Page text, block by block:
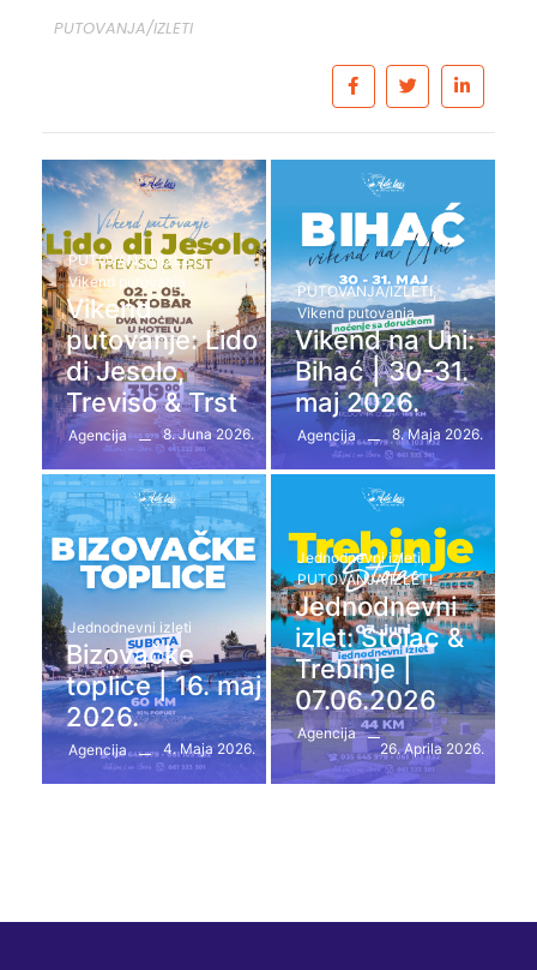
PUTOVANJA/IZLETI
PUTOVANJA/IZLETI,
Vikend putovanja
Vikend
putovanje: Lido
di Jesolo,
Treviso & Trst
Agencija 8. Juna 2026.
PUTOVANJA/IZLETI,
Vikend putovanja
Vikend na Uni:
Bihać | 30-31.
maj 2026.
Agencija 8. Maja 2026.
Jednodnevni izleti
Bizovačke
toplice | 16. maj
2026.
Agencija 4. Maja 2026.
Jednodnevni izleti,
PUTOVANJA/IZLETI
Jednodnevni
izlet: Stolac &
Trebinje |
07.06.2026
Agencija
26. Aprila 2026.